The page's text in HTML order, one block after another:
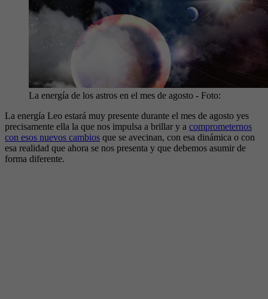
La energía de los astros en el mes de agosto - Foto:
La energía Leo estará muy presente durante el mes de agosto yes
precisamente ella la que nos impulsa a brillar y a comprometernos
con esos nuevos cambios que se avecinan, con esa dinámica o con
esa realidad que ahora se nos presenta y que debemos asumir de
forma diferente.